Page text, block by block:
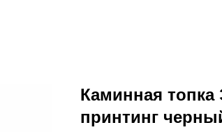
Каминная топка
принтинг